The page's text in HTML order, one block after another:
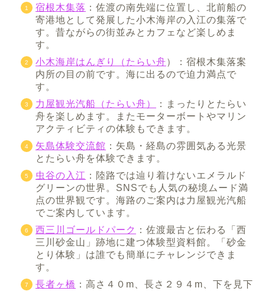
宿根木集落 ：佐渡の南先端に位置し、北前船の
寄港地として発展した小木海岸の入江の集落で
す。昔ながらの街並みとカフェなど楽しめま
す。
小木海岸はんぎり（たらい舟）：宿根木集落案
内所の目の前です。海に出るので迫力満点で
す。
力屋観光汽船（たらい舟）
：まったりとたらい
舟を楽しめます。またモーターボートやマリン
アクティビティの体験もできます。
矢島体験交流館 ：矢島・経島の雰囲気ある光景
とたらい舟を体験できます。
虫谷の入江 ：陸路では辿り着けないエメラルド
グリーンの世界。SNSでも人気の秘境ムード満
点の世界観です。海路のご案内は力屋観光汽船
でご案内しています。
西三川ゴールドパーク
：佐渡最古と伝わる「西
三川砂金山」跡地に建つ体験型資料館。「砂金
とり体験」は誰でも簡単にチャレンジできま
す。
長者ヶ橋 ：高さ４０m、長さ２９４m、下を見下